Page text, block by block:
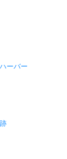
ーバー